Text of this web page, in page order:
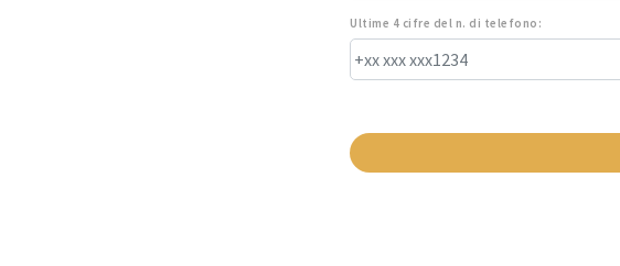
Ultime 4 cifre del n. di telefono: